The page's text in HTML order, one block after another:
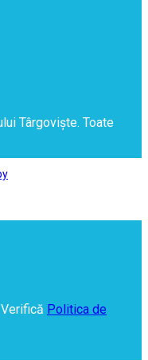
Târgoviște. Toate
Politica de